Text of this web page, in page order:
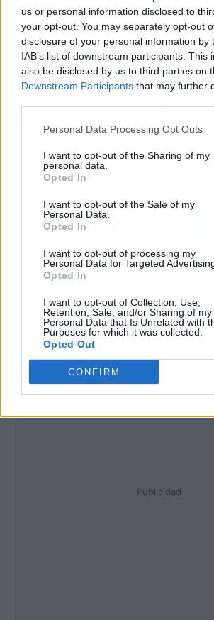
us or personal information disclosed to
your opt-out. You may separately opt-out
disclosure of your personal information by
IAB’s list of downstream participants. This
also be disclosed by us to third parties on
Downstream Participants that may further
Personal Data Processing Opt Outs
I want to opt-out of the Sharing of my
personal data.
Opted In
I want to opt-out of the Sale of my
Personal Data.
Opted In
I want to opt-out of processing my
Personal Data for Targeted
Opted In
I want to opt-out of Collection, Use,
Retention, Sale, and/or Sharing of my
Personal Data that Is Unrelated with
Purposes for which it was collected.
Opted Out
CONFIRM
empresa,la dirección del
cuenta con la posibilidad de
información precisa y de
TalenTTech Summit
Andalucía (TTS24), un
talento y la tecnología
al
Publicidad